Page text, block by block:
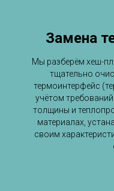
Замена
Мы разберём хеш-
тщательно
термоинтерфейс
учётом
толщины и
материалах,
своим